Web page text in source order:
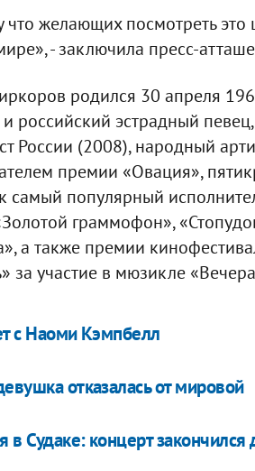
желающих посмотреть
- заключила пресс-
родился 30 апреля
российский эстрадный
России (2008), народный
премии «Овация»,
самый популярный
граммофон»,
а также премии
за участие в мюзикле
с Наоми Кэмпбелл
отказалась от мировой
в Судаке: концерт закончился